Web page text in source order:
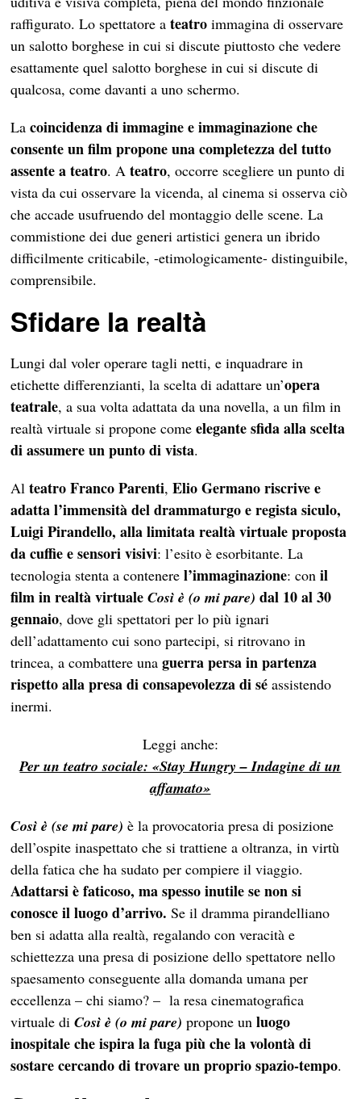
raffigurato. Lo spettatore ateatro immagina di osservare
un salotto borghese in cui si discute piuttosto che vedere
esattamente quel salotto borghese in cui si discute di
qualcosa, come davanti a uno schermo.
Lacoincidenza di immagine e immaginazione che
consente un film propone una completezza del tutto
assente a teatro. Ateatro, occorre scegliere un punto di
vista da cui osservare la vicenda, al cinema si osserva ciò
che accade usufruendo del montaggio delle scene. La
commistione dei due generi artistici genera un ibrido
difficilmente criticabile, -etimologicamente- distinguibile,
comprensibile.
Sfidare la realtà
Lungi dal voler operare tagli netti, e inquadrare in
etichette differenzianti, la scelta di adattare un’opera
teatrale, a sua volta adattata da una novella, a un film in
realtà virtuale si propone comeelegante sfida alla scelta
di assumere un punto di vista.
Alteatro Franco Parenti,Elio Germano riscrive e
adatta l’immensità del drammaturgo e regista siculo,
Luigi Pirandello, alla limitata realtà virtuale proposta
da cuffie e sensori visivi: l’esito è esorbitante. La
tecnologia stenta a contenerel’immaginazione: conil
film in realtà virtualeCosì è (o mi pare) dal 10 al 30
gennaio, dove gli spettatori per lo più ignari
dell’adattamento cui sono partecipi, si ritrovano in
trincea, a combattere unaguerra persa in partenza
rispetto alla presa di consapevolezza di sé assistendo
inermi.
Leggi anche:
Per un teatro sociale: «Stay Hungry – Indagine di un
affamato»
Così è (se mi pare) è la provocatoria presa di posizione
dell’ospite inaspettato che si trattiene a oltranza, in virtù
della fatica che ha sudato per compiere il viaggio.
Adattarsi è faticoso, ma spesso inutile se non si
conosce il luogo d’arrivo. Se il dramma pirandelliano
ben si adatta alla realtà, regalando con veracità e
schiettezza una presa di posizione dello spettatore nello
spaesamento conseguente alla domanda umana per
eccellenza – chi siamo? – la resa cinematografica
virtuale diCosì è (o mi pare) propone unluogo
inospitale che ispira la fuga più che la volontà di
sostare cercando di trovare un proprio spazio-tempo.